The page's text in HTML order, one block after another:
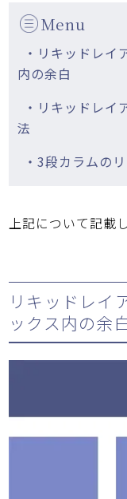
Menu
・リキッドレイ
内の余白
・リキッドレイ
法
・3段カラムの
上記について記載
リキッドレイ
ックス内の余